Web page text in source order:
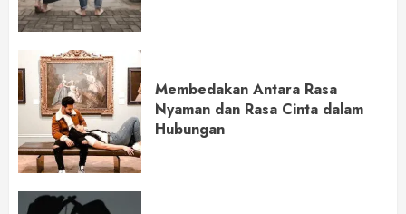
Membedakan Antara Rasa
Nyaman dan Rasa Cinta dalam
Hubungan